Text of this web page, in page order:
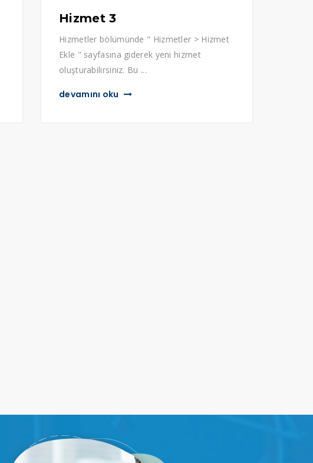
Hizmet 3
Hizmetler bölümünde " Hizmetler > Hizmet
Ekle " sayfasına giderek yeni hizmet
oluşturabilirsiniz. Bu ...
devamını oku